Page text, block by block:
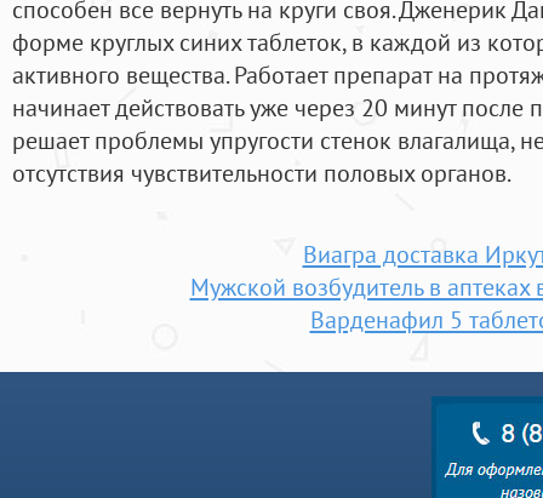
способен все вернуть на круги своя. Дженерик
форме круглых синих таблеток, в каждой из
активного вещества. Работает препарат на
начинает действовать уже через 20 минут после
решает проблемы упругости стенок влагалища,
отсутствия чувствительности половых органов.
Виагра доставка
Мужской возбудитель в аптеках
Варденафил 5